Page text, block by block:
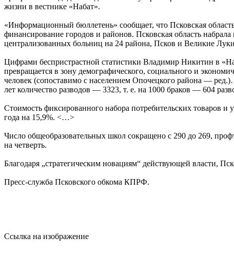
жизни в вестнике «Набат».
«Информационный бюллетень» сообщает, что Псковская
финансирование городов и районов. Псковская область
централизованных больниц на 24 района, Псков и Великие
Цифрами беспристрастной статистики Владимир Никитин в
превращается в зону демографического, социального и
человек (сопоставимо с населением Опочецкого района —
лет количество разводов — 3323, т. е. на 1000 браков — 604
Стоимость фиксированного набора потребительских товаров и
года на 15,9%. <…>
Число общеобразовательных школ сокращено с 290 до 269,
на четверть.
Благодаря „стратегическим новациям“ действующей власти,
Пресс-служба Псковского обкома КПРФ.
Ссылка на изображение